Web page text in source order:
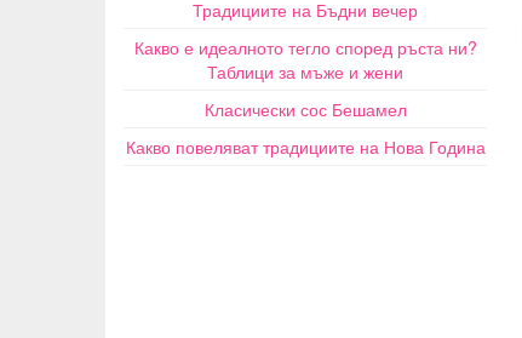
Традициите на Бъдни вечер
Какво е идеалното тегло според ръста ни?
Таблици за мъже и жени
Класически сос Бешамел
Какво повеляват традициите на Нова Година